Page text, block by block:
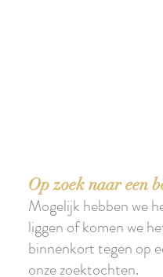
Op zoek naar een
Mogelijk hebben we
liggen of komen we
binnenkort tegen op
onze zoektochten.